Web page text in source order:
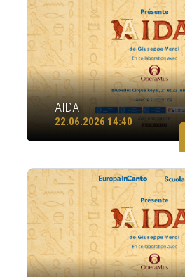
AÏDA
22.06.2026 14:40